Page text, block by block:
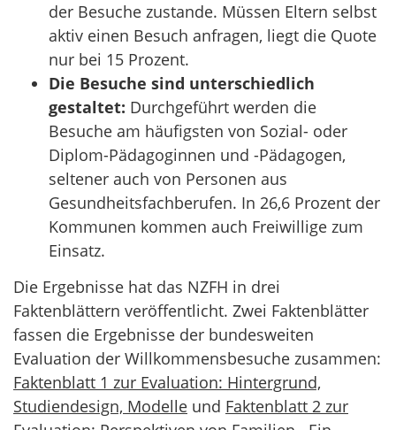
der Besuche zustande. Müssen Eltern selbst
aktiv einen Besuch anfragen, liegt die Quote
nur bei 15 Prozent.
Die Besuche sind unterschiedlich
gestaltet: Durchgeführt werden die
Besuche am häufigsten von Sozial- oder
Diplom-Pädagoginnen und -Pädagogen,
seltener auch von Personen aus
Gesundheitsfachberufen. In 26,6 Prozent der
Kommunen kommen auch Freiwillige zum
Einsatz.
Die Ergebnisse hat das NZFH in drei
Faktenblättern veröffentlicht. Zwei Faktenblätter
fassen die Ergebnisse der bundesweiten
Evaluation der Willkommensbesuche zusammen:
Faktenblatt 1 zur Evaluation: Hintergrund,
Studiendesign, Modelle und Faktenblatt 2 zur